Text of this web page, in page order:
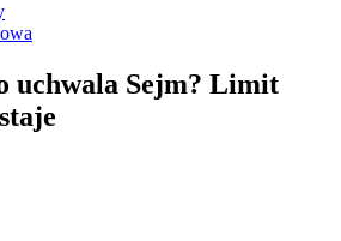
uchwala Sejm? Limit